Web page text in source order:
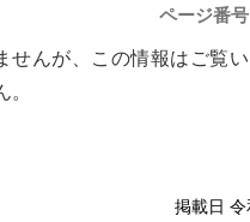
ページ番
せんが、この情報はご覧い
。
掲載日 令